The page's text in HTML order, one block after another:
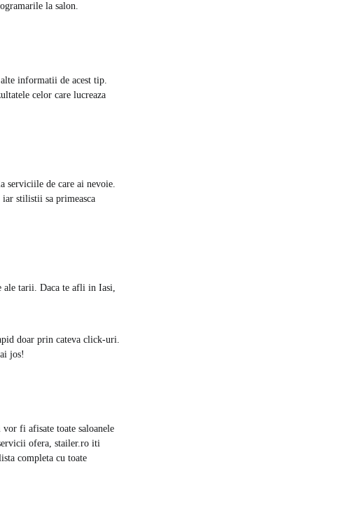
la salon.
informatii de acest tip.
celor care lucreaza
serviciile de care ai nevoie.
stilistii sa primeasca
ale tarii. Daca te afli in Iasi,
doar prin cateva click-uri.
jos!
fi afisate toate saloanele
ofera, stailer.ro iti
completa cu toate